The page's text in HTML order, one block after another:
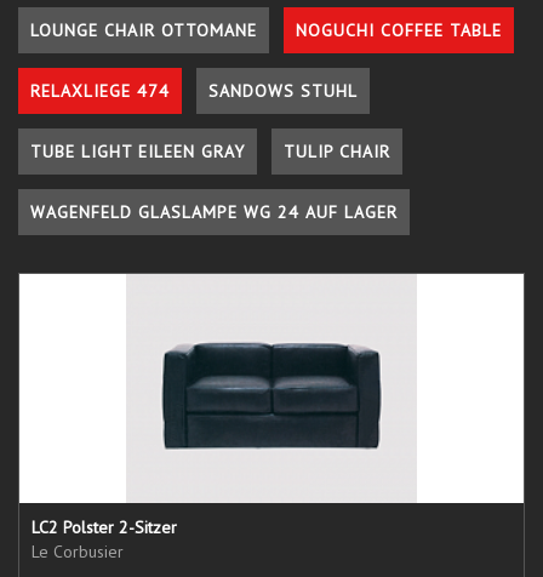
LOUNGE CHAIR OTTOMANE NOGUCHI COFFEE TABLE
RELAXLIEGE 474 SANDOWS STUHL
TUBE LIGHT EILEEN GRAY TULIP CHAIR
WAGENFELD GLASLAMPE WG 24 AUF LAGER
LC2 Polster 2-Sitzer
Le Corbusier